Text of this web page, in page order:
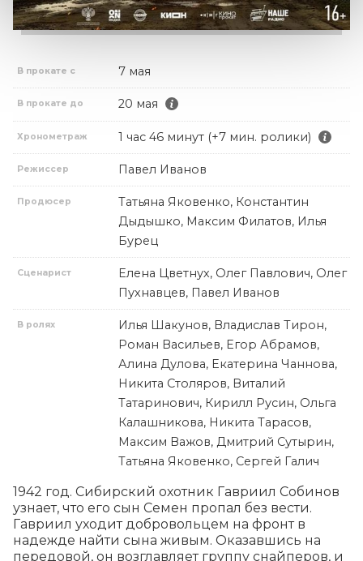
В прокате с 7 мая
В прокате до 20 мая
Хронометраж 1 час 46 минут (+7 мин. ролики)
Режиссер Павел Иванов
Продюсер
Татьяна Яковенко, Константин
Дыдышко, Максим Филатов, Илья
Бурец
Сценарист
Елена Цветнух, Олег Павлович, Олег
Пухнавцев, Павел Иванов
В ролях
Илья Шакунов, Владислав Тирон,
Роман Васильев, Егор Абрамов,
Алина Дулова, Екатерина Чаннова,
Никита Столяров, Виталий
Татаринович, Кирилл Русин, Ольга
Калашникова, Никита Тарасов,
Максим Важов, Дмитрий Сутырин,
Татьяна Яковенко, Сергей Галич
1942 год. Сибирский охотник Гавриил Собинов
узнает, что его сын Семен пропал без вести.
Гавриил уходит добровольцем на фронт в
надежде найти сына живым. Оказавшись на
передовой, он возглавляет группу снайперов, и